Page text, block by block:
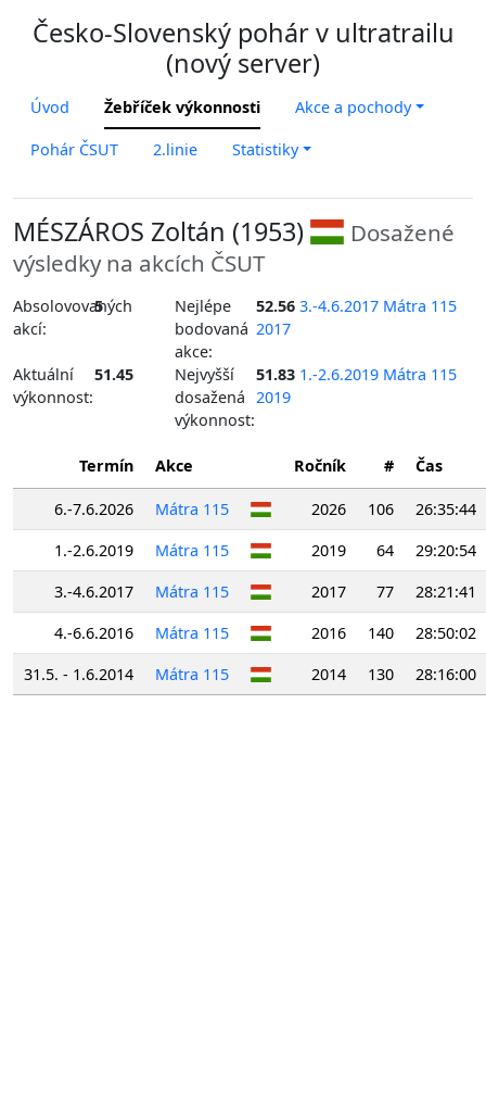
Česko-Slovenský pohár v ultratrailu
(nový server)
Úvod Žebříček výkonnosti Akce a pochody
Pohár ČSUT 2.linie Statistiky
MÉSZÁROS Zoltán (1953)
Dosažené
výsledky na akcích ČSUT
Absolovovaných
akcí:
5
Nejlépe
bodovaná
akce:
52.56 3.-4.6.2017 Mátra 115
2017
Aktuální
výkonnost:
51.45
Nejvyšší
dosažená
výkonnost:
51.83 1.-2.6.2019 Mátra 115
2019
Termín Akce Ročník # Čas
6.-7.6.2026 Mátra 115 2026 106
26:35:44
1.-2.6.2019
Mátra 115 2019 64
29:20:54
3.-4.6.2017
Mátra 115 2017 77
28:21:41
4.-6.6.2016
Mátra 115 2016 140
28:50:02
31.5. - 1.6.2014
Mátra 115 2014 130 28:16:00